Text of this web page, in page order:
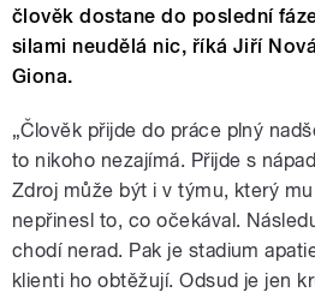
člověk dostane do poslední
silami neudělá nic, říká Jiří
Giona.
„Člověk přijde do práce plný
to nikoho nezajímá. Přijde s
Zdroj může být i v týmu, který
nepřinesl to, co očekával.
chodí nerad. Pak je stadium
klienti ho obtěžují. Odsud je jen